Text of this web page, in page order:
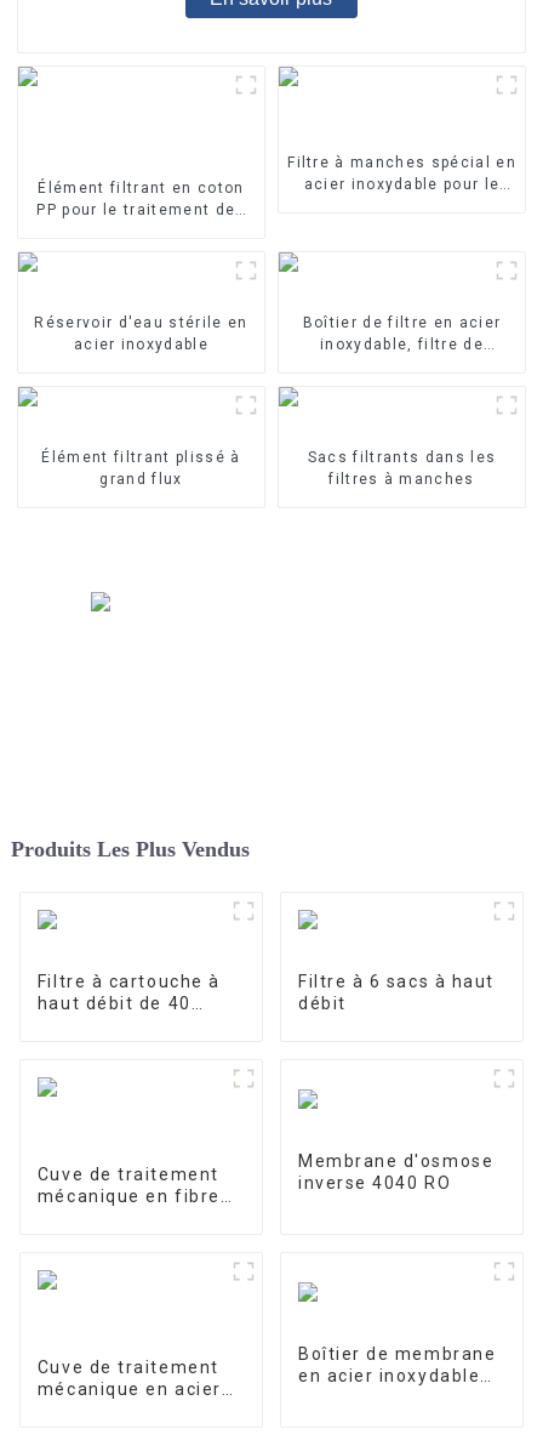
Élément filtrant en coton
PP pour le traitement des
filtrant en PP fondu-soufflé
Filtre à manches spécial en
acier inoxydable pour le
Réservoir d'eau stérile en
acier inoxydable
Boîtier de filtre en acier
inoxydable, filtre de
Élément filtrant plissé à
grand flux
Sacs filtrants dans les
filtres à manches
Produits Les Plus Vendus
Filtre à cartouche à
haut débit de 40
Filtre à 6 sacs à haut
débit
Cuve de traitement
mécanique en fibre
Membrane d'osmose
inverse 4040 RO
Cuve de traitement
mécanique en acier
Boîtier de membrane
en acier inoxydable